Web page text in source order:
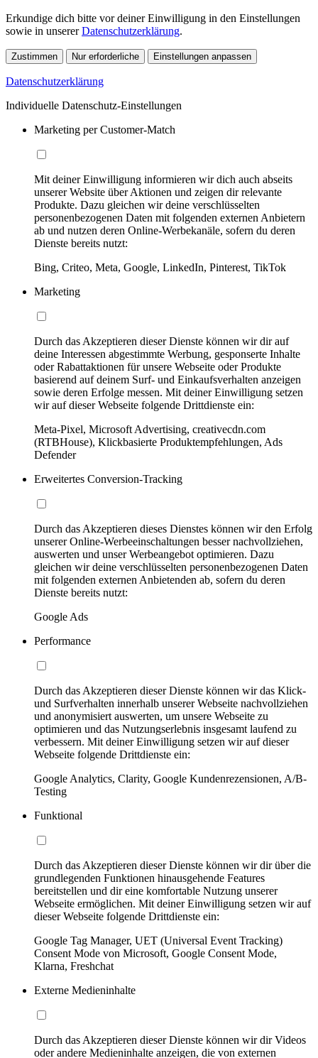
Erkundige dich bitte vor deiner Einwilligung in den Einstellungen
sowie in unsererDatenschutzerklärung.
Zustimmen Nur erforderliche Einstellungen anpassen
Datenschutzerklärung
Individuelle Datenschutz-Einstellungen
Marketing per Customer-Match
Mit deiner Einwilligung informieren wir dich auch abseits
unserer Website über Aktionen und zeigen dir relevante
Produkte. Dazu gleichen wir deine verschlüsselten
personenbezogenen Daten mit folgenden externen Anbietern
ab und nutzen deren Online-Werbekanäle, sofern du deren
Dienste bereits nutzt:
Bing, Criteo, Meta, Google, LinkedIn, Pinterest, TikTok
Marketing
Durch das Akzeptieren dieser Dienste können wir dir auf
deine Interessen abgestimmte Werbung, gesponserte Inhalte
oder Rabattaktionen für unsere Webseite oder Produkte
basierend auf deinem Surf- und Einkaufsverhalten anzeigen
sowie deren Erfolge messen. Mit deiner Einwilligung setzen
wir auf dieser Webseite folgende Drittdienste ein:
Meta-Pixel, Microsoft Advertising, creativecdn.com
(RTBHouse), Klickbasierte Produktempfehlungen, Ads
Defender
Erweitertes Conversion-Tracking
Durch das Akzeptieren dieses Dienstes können wir den Erfolg
unserer Online-Werbeeinschaltungen besser nachvollziehen,
auswerten und unser Werbeangebot optimieren. Dazu
gleichen wir deine verschlüsselten personenbezogenen Daten
mit folgenden externen Anbietenden ab, sofern du deren
Dienste bereits nutzt:
Google Ads
Performance
Durch das Akzeptieren dieser Dienste können wir das Klick-
und Surfverhalten innerhalb unserer Webseite nachvollziehen
und anonymisiert auswerten, um unsere Webseite zu
optimieren und das Nutzungserlebnis insgesamt laufend zu
verbessern. Mit deiner Einwilligung setzen wir auf dieser
Webseite folgende Drittdienste ein:
Google Analytics, Clarity, Google Kundenrezensionen, A/B-
Testing
Funktional
Durch das Akzeptieren dieser Dienste können wir dir über die
grundlegenden Funktionen hinausgehende Features
bereitstellen und dir eine komfortable Nutzung unserer
Webseite ermöglichen. Mit deiner Einwilligung setzen wir auf
dieser Webseite folgende Drittdienste ein:
Google Tag Manager, UET (Universal Event Tracking)
Consent Mode von Microsoft, Google Consent Mode,
Klarna, Freshchat
Externe Medieninhalte
Durch das Akzeptieren dieser Dienste können wir dir Videos
oder andere Medieninhalte anzeigen, die von externen